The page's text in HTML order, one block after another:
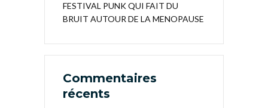
FESTIVAL PUNK QUI FAIT DU
BRUIT AUTOUR DE LA MENOPAUSE
Commentaires
récents